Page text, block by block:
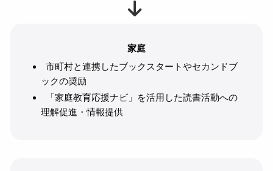
家庭
市町村と連携したブックスタートやセカンドブ
ックの奨励
「家庭教育応援ナビ」を活用した読書活動への
理解促進・情報提供